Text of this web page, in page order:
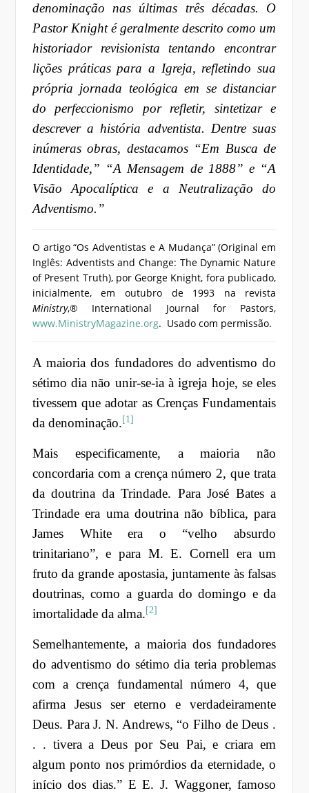
denominação nas últimas três décadas. O
Pastor Knight é geralmente descrito como um
historiador revisionista tentando encontrar
lições práticas para a Igreja, refletindo sua
própria jornada teológica em se distanciar
do perfeccionismo por refletir, sintetizar e
descrever a história adventista. Dentre suas
inúmeras obras, destacamos “Em Busca de
Identidade,” “A Mensagem de 1888” e “A
Visão Apocalíptica e a Neutralização do
Adventismo.”
O artigo “Os Adventistas e A Mudança” (Original em
Inglês: Adventists and Change: The Dynamic Nature
of Present Truth), por George Knight, fora publicado,
inicialmente, em outubro de 1993 na revista
Ministry,® International Journal for Pastors,
www.MinistryMagazine.org. Usado com permissão.
A maioria dos fundadores do adventismo do
sétimo dia não unir-se-ia à igreja hoje, se eles
tivessem que adotar as Crenças Fundamentais
da denominação. [1]
Mais especificamente, a maioria não
concordaria com a crença número 2, que trata
da doutrina da Trindade. Para José Bates a
Trindade era uma doutrina não bíblica, para
James White era o “velho absurdo
trinitariano”, e para M. E. Cornell era um
fruto da grande apostasia, juntamente às falsas
doutrinas, como a guarda do domingo e da
imortalidade da alma. [2]
Semelhantemente, a maioria dos fundadores
do adventismo do sétimo dia teria problemas
com a crença fundamental número 4, que
afirma Jesus ser eterno e verdadeiramente
Deus. Para J. N. Andrews, “o Filho de Deus .
. . tivera a Deus por Seu Pai, e criara em
algum ponto nos primórdios da eternidade, o
início dos dias.” E E. J. Waggoner, famoso